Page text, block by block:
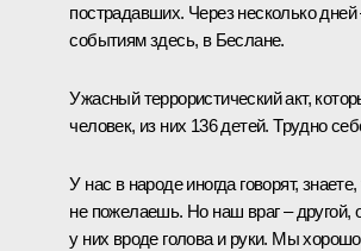
пострадавших. Через несколько дней
событиям здесь, в Беслане.
Ужасный террористический акт,
человек, из них 136 детей. Трудно
У нас в народе иногда говорят,
не пожелаешь. Но наш враг – другой,
у них вроде голова и руки. Мы